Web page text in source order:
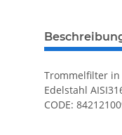
Trommelfilter in
Edelstahl
CODE: